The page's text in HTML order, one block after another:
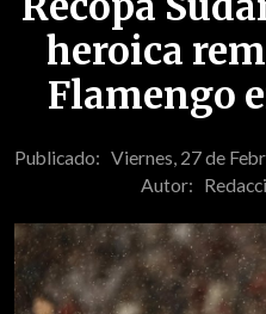
heroica
Flamengo
Publicado: Viernes, 27 de
Autor: